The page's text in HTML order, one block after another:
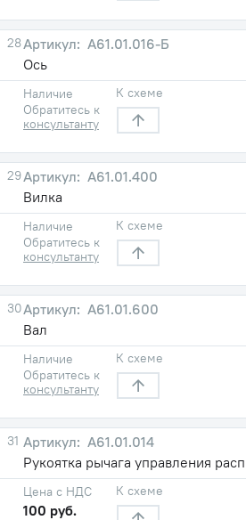
28
А61.01.016-Б
Ось
Наличие
Обратитесь к
консультанту
К схеме
29
А61.01.400
Вилка
Наличие
Обратитесь к
консультанту
К схеме
30
А61.01.600
Вал
Наличие
Обратитесь к
консультанту
К схеме
31
А61.01.014
Рукоятка рычага управления
Цена с НДС
100 руб.
К схеме